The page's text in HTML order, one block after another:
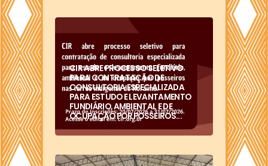
CIR ABRE PROCESSO SELETIVO
PARA CONTRATAÇÃO DE
CONSULTORIA ESPECIALIZADA
PARA ESTUDO E LEVANTAMENTO
FUNDIÁRIO, AMBIENTAL E DE
OCUPAÇÃO POR POSSEIROS...